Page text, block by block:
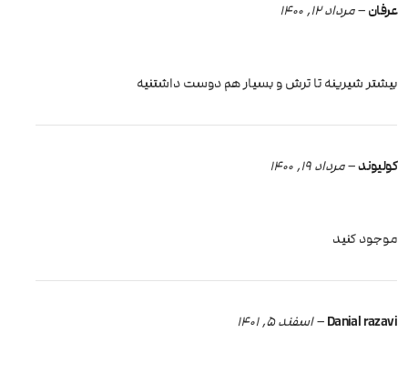
عرفان–مرداد 12, 1400
بیشتر شیرینه تا ترش و بسیار هم دوست داشتنیه
کولیوند–مرداد 19, 1400
موجود کنید
Danial razavi
–اسفند 5, 1401